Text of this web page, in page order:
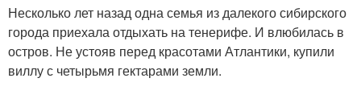
Несколько лет назад одна семья из далекого сибирского
города приехала отдыхать на тенерифе. И влюбилась в
остров. Не устояв перед красотами Атлантики, купили
виллу с четырьмя гектарами земли.